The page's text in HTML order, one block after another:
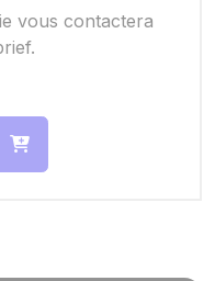
vous contactera